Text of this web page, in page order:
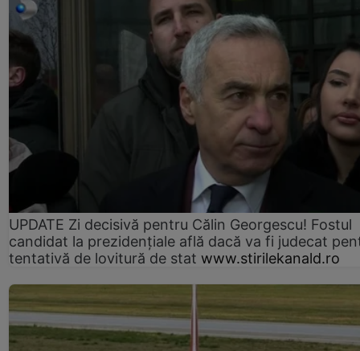
UPDATE Zi decisivă pentru Călin Georgescu! Fostul
candidat la prezidențiale află dacă va fi judecat
tentativă de lovitură de stat www.stirilekanald.ro